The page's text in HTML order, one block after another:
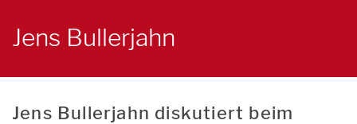
Jens Bullerjahn
Jens Bullerjahn diskutiert beim